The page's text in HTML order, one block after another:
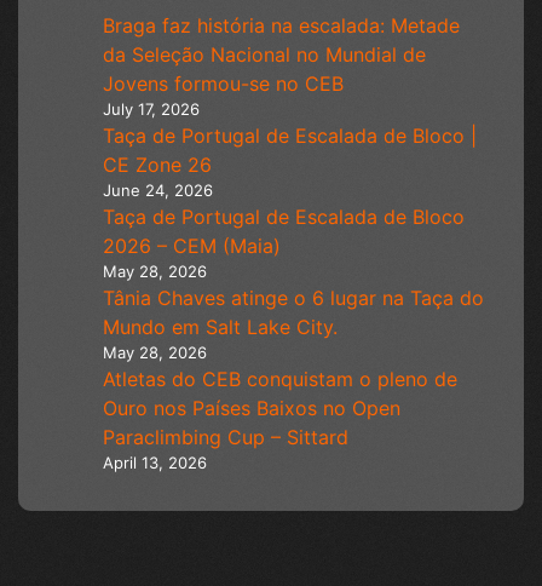
Braga faz história na escalada: Metade
da Seleção Nacional no Mundial de
Jovens formou-se no CEB
July 17, 2026
Taça de Portugal de Escalada de Bloco |
CE Zone 26
June 24, 2026
Taça de Portugal de Escalada de Bloco
2026 – CEM (Maia)
May 28, 2026
Tânia Chaves atinge o 6 lugar na Taça do
Mundo em Salt Lake City.
May 28, 2026
Atletas do CEB conquistam o pleno de
Ouro nos Países Baixos no Open
Paraclimbing Cup – Sittard
April 13, 2026